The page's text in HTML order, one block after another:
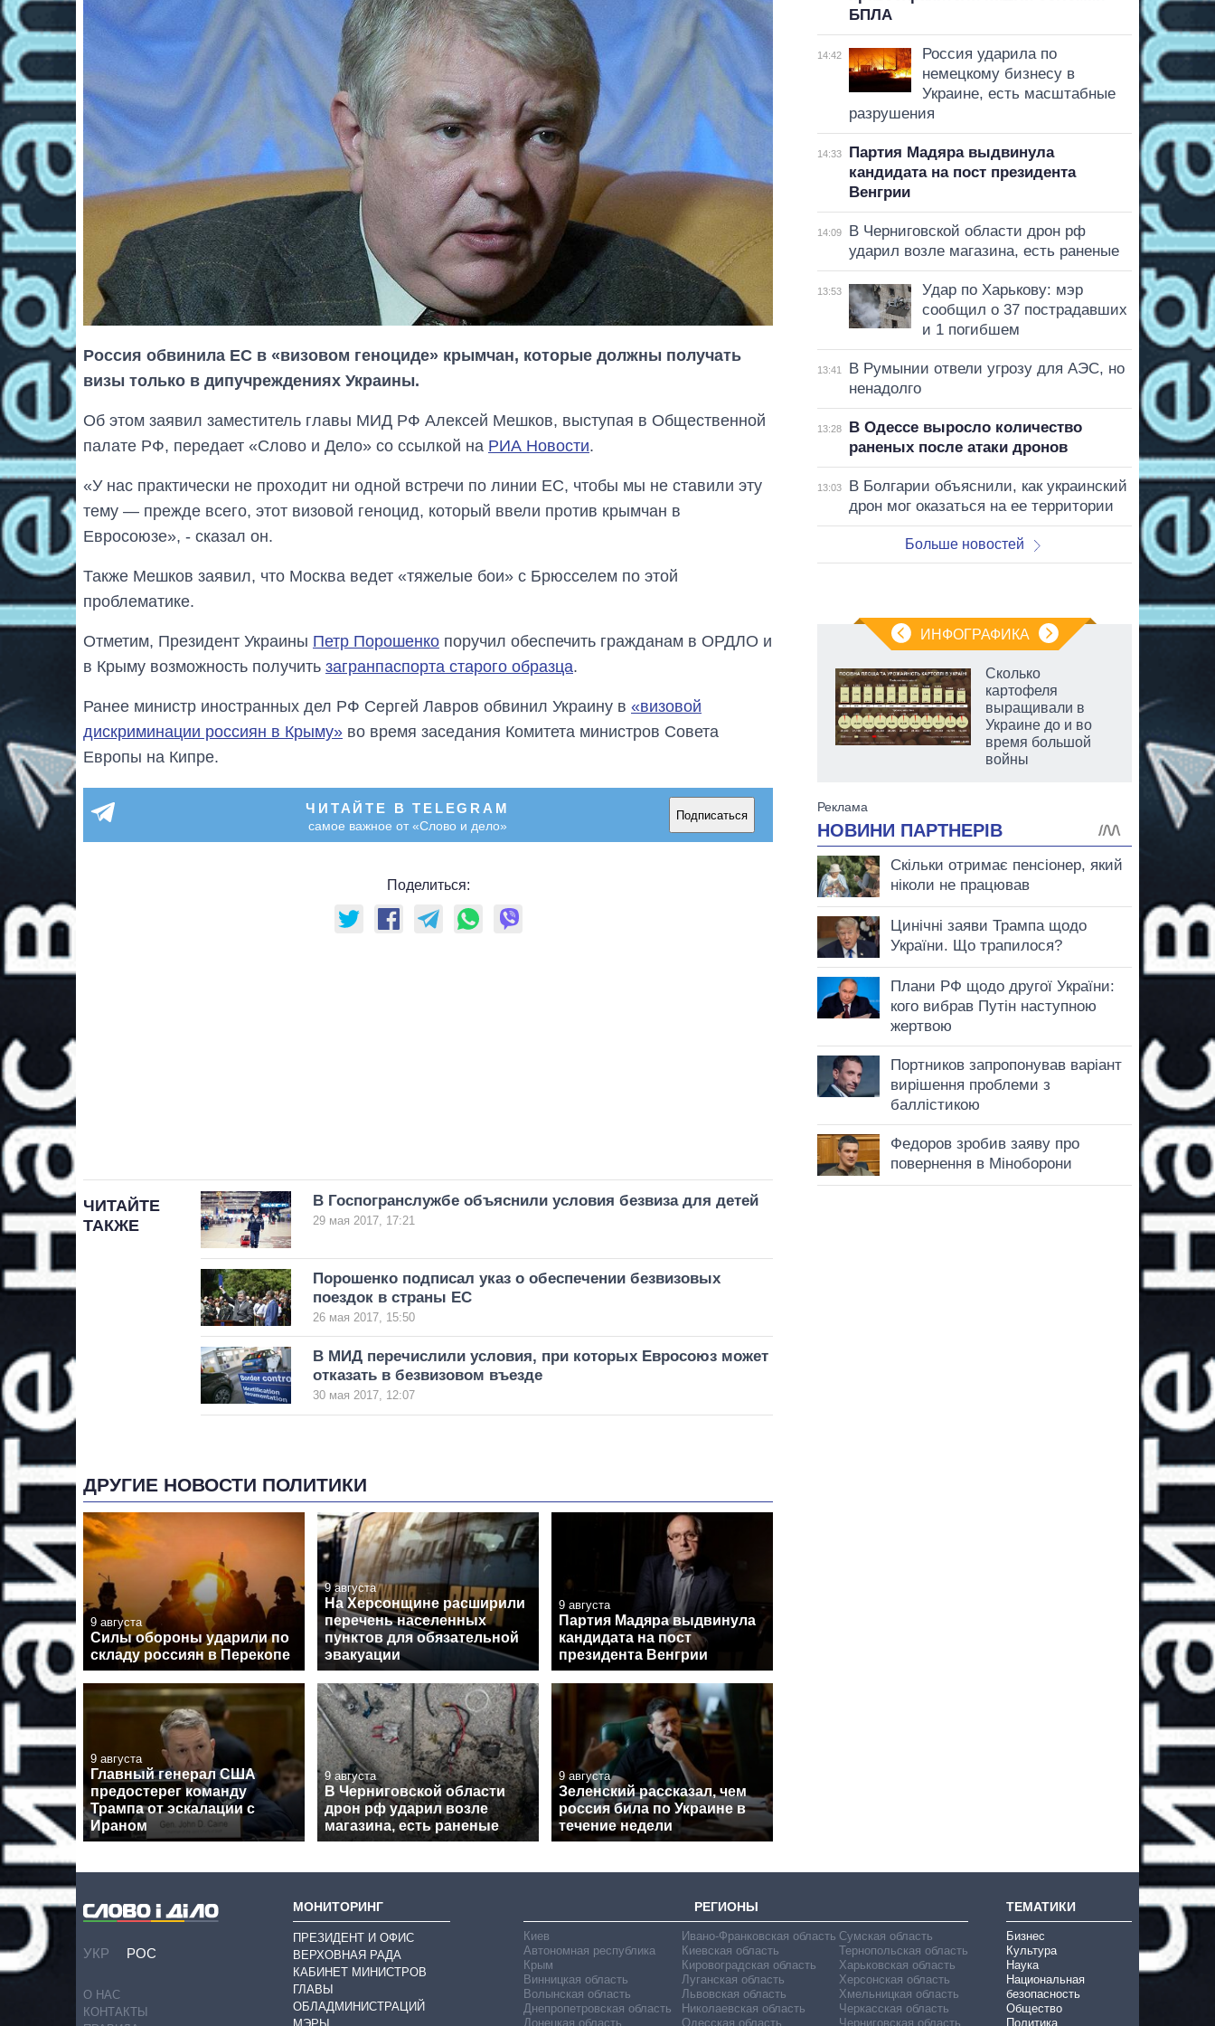
Россия обвинила ЕС в «визовом геноциде» крымчан, которые должны получать
визы только в дипучреждениях Украины.
Об этом заявил заместитель главы МИД РФ Алексей Мешков, выступая в Общественной
палате РФ, передает «Слово и Дело» со ссылкой на РИА Новости.
«У нас практически не проходит ни одной встречи по линии ЕС, чтобы мы не ставили эту
тему — прежде всего, этот визовой геноцид, который ввели против крымчан в
Евросоюзе», - сказал он.
Также Мешков заявил, что Москва ведет «тяжелые бои» с Брюсселем по этой
проблематике.
Отметим, Президент Украины Петр Порошенко поручил обеспечить гражданам в ОРДЛО и
в Крыму возможность получить загранпаспорта старого образца.
Ранее министр иностранных дел РФ Сергей Лавров обвинил Украину в «визовой
дискриминации россиян в Крыму» во время заседания Комитета министров Совета
Европы на Кипре.
ЧИТАЙТЕ В TELEGRAM
самое важное от «Слово и дело»
Подписаться
Поделиться:
ЧИТАЙТЕ
ТАКЖЕ
В Госпогранслужбе объяснили условия безвиза для детей
29 мая 2017, 17:21
Порошенко подписал указ о обеспечении безвизовых
поездок в страны ЕС
26 мая 2017, 15:50
В МИД перечислили условия, при которых Евросоюз может
отказать в безвизовом въезде
30 мая 2017, 12:07
ДРУГИЕ НОВОСТИ ПОЛИТИКИ
9 августа
Силы обороны ударили по
складу россиян в Перекопе
9 августа
На Херсонщине расширили
перечень населенных
пунктов для обязательной
эвакуации
9 августа
Партия Мадяра выдвинула
кандидата на пост
президента Венгрии
9 августа
Главный генерал США
предостерег команду
Трампа от эскалации с
Ираном
9 августа
В Черниговской области
дрон рф ударил возле
магазина, есть раненые
9 августа
Зеленский рассказал, чем
россия била по Украине в
течение недели
БПЛА
14:42
Россия ударила по
немецкому бизнесу в
Украине, есть масштабные
разрушения
14:33
Партия Мадяра выдвинула
кандидата на пост президента
Венгрии
14:09
В Черниговской области дрон рф
ударил возле магазина, есть раненые
13:53
Удар по Харькову: мэр
сообщил о 37 пострадавших
и 1 погибшем
13:41
В Румынии отвели угрозу для АЭС, но
ненадолго
13:28
В Одессе выросло количество
раненых после атаки дронов
13:03
В Болгарии объяснили, как украинский
дрон мог оказаться на ее территории
Больше новостей
ИНФОГРАФИКА
на чипы за
последние годы и
что прогнозируют
Сколько
картофеля
выращивали в
Украине до и во
время большой
войны
УКР РОС
О НАС
КОНТАКТЫ
МОНИТОРИНГ
ПРЕЗИДЕНТ И ОФИС
ВЕРХОВНАЯ РАДА
КАБИНЕТ МИНИСТРОВ
ГЛАВЫ
ОБЛАДМИНИСТРАЦИЙ
РЕГИОНЫ
Киев
Автономная республика
Крым
Винницкая область
Волынская область
Днепропетровская область
Донецкая область
Ивано-Франковская область
Киевская область
Кировоградская область
Луганская область
Львовская область
Николаевская область
Одесская область
Сумская область
Тернопольская область
Харьковская область
Херсонская область
Хмельницкая область
Черкасская область
Черниговская область
ТЕМАТИКИ
Бизнес
Культура
Наука
Национальная
безопасность
Общество
Политика